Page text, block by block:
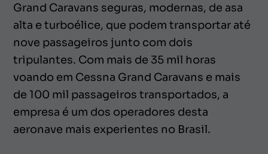
Grand Caravans seguras, modernas, de asa
alta e turboélice, que podem transportar até
nove passageiros junto com dois
tripulantes. Com mais de 35 mil horas
voando em Cessna Grand Caravans e mais
de 100 mil passageiros transportados, a
empresa é um dos operadores desta
aeronave mais experientes no Brasil.